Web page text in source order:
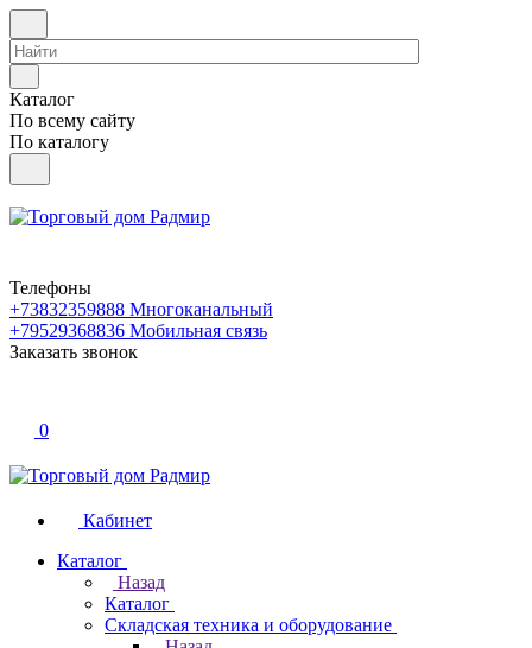
Каталог
По всему сайту
По каталогу
Телефоны
+73832359888 Многоканальный
+79529368836 Мобильная связь
Заказать звонок
0
Кабинет
Каталог
Назад
Каталог
Складская техника и оборудование